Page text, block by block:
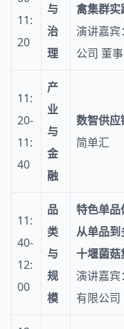
11:
20
与
治
理
禽集群实
演讲嘉
公司 董
11:
20-
11:
40
产
业
与
金
融
数智供应
简单汇
11:
40-
12:
00
品
类
与
规
模
特色单品
从单品
十堰菌菇
演讲嘉
有限公